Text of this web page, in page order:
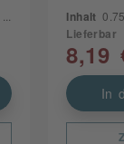
Inhalt
Lieferbar
8,19
In